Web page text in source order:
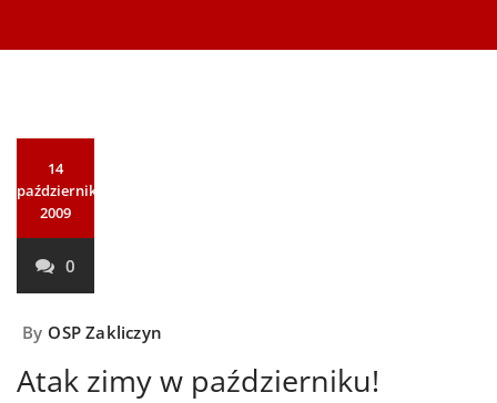
14
października
2009
0
By OSP Zakliczyn
Atak zimy w październiku!